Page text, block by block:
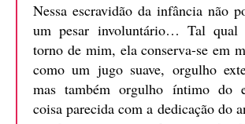
Nessa escravidão da infância não
um pesar involuntário… Tal qual
torno de mim, ela conserva-se em
como um jugo suave, orgulho
mas também orgulho íntimo do
coisa parecida com a dedicação do